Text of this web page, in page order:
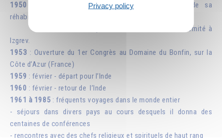
1950 : mars, libération, qui sera suivie en 1960 de sa
réhabilitation
mi-mars 1950, reprise de contact avec la fraternité à
Izgrev.
1953 : Ouverture du 1er Congrès au Domaine du Bonfin, sur la
Côte d’Azur (France)
1959 : février - départ pour l’Inde
1960 : février - retour de l’Inde
1961 à 1985 : fréquents voyages dans le monde entier
- séjours dans divers pays au cours desquels il donna des
centaines de conférences
- rencontres avec des chefs religieux et spirituels de haut rang
Privacy policy